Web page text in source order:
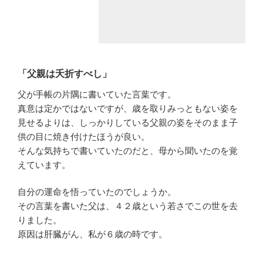
「父親は夭折すべし」
父が手帳の片隅に書いていた言葉です。
真意は定かではないですが、歳を取りみっともない姿を
見せるよりは、しっかりしている父親の姿をそのまま子
供の目に焼き付けたほうが良い。
そんな気持ちで書いていたのだと、母から聞いたのを覚
えています。
自分の運命を悟っていたのでしょうか。
その言葉を書いた父は、４２歳という若さでこの世を去
りました。
原因は肝臓がん、私が６歳の時です。